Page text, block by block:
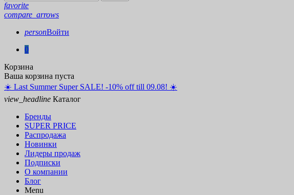
favorite
compare_arrows
personВойти
0
Корзина
Ваша корзина пуста
☀️ ️Last Summer Super SALE! -10% off till 09.08! ☀️
view_headline Каталог
Бренды
SUPER PRICE
Распродажа
Новинки
Лидеры продаж
Подписки
О компании
Блог
Menu